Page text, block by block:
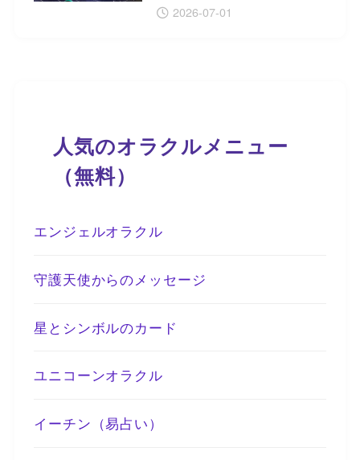
2026-07-01
人気のオラクルメニュー
（無料）
エンジェルオラクル
守護天使からのメッセージ
星とシンボルのカード
ユニコーンオラクル
イーチン（易占い）